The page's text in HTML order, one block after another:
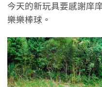
今天的新玩具要感謝庠
樂樂棒球。